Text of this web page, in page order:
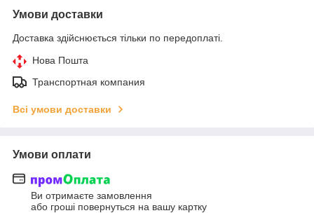
Умови доставки
Доставка здійснюється тільки по передоплаті.
Нова Пошта
Транспортная компания
Всі умови доставки
Умови оплати
Ви отримаєте замовлення
або гроші повернуться на вашу картку